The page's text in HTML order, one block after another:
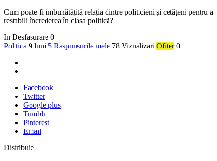
Cum poate fi îmbunătățită relația dintre politicieni și cetățeni pentru a
restabili încrederea în clasa politică?
In Desfasurare 0
Politica 9 luni 5 Raspunsurile mele 78 Vizualizari Ofiter 0
Facebook
Twitter
Google plus
Tumblr
Pinterest
Email
Distribuie